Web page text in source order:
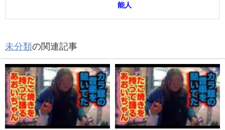
能人
未分類の関連記事